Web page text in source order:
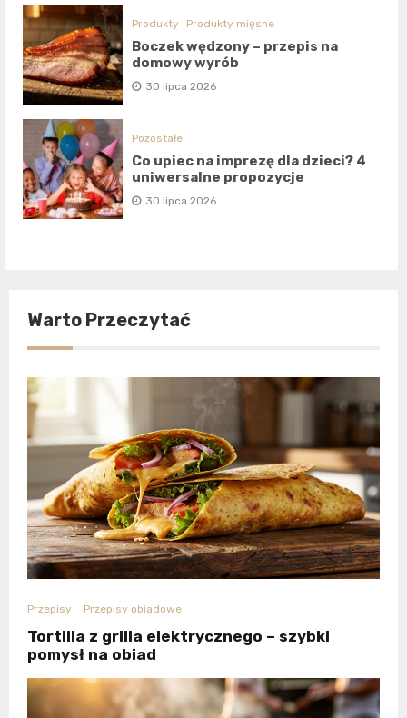
Produkty Produkty mięsne
Boczek wędzony – przepis na
domowy wyrób
30 lipca 2026
Pozostałe
Co upiec na imprezę dla dzieci? 4
uniwersalne propozycje
30 lipca 2026
Warto Przeczytać
Przepisy Przepisy obiadowe
Tortilla z grilla elektrycznego – szybki
pomysł na obiad